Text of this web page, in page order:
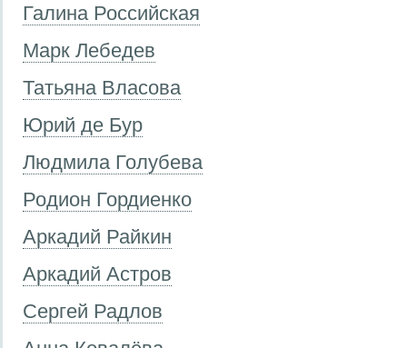
Галина Российская
Марк Лебедев
Татьяна Власова
Юрий де Бур
Людмила Голубева
Родион Гордиенко
Аркадий Райкин
Аркадий Астров
Сергей Радлов